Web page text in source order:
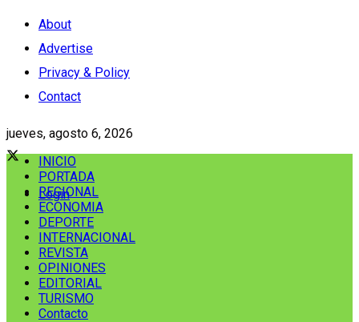
About
Advertise
Privacy & Policy
Contact
jueves, agosto 6, 2026
Login
INICIO
PORTADA
REGIONAL
ECONOMIA
DEPORTE
INTERNACIONAL
REVISTA
OPINIONES
EDITORIAL
TURISMO
Contacto